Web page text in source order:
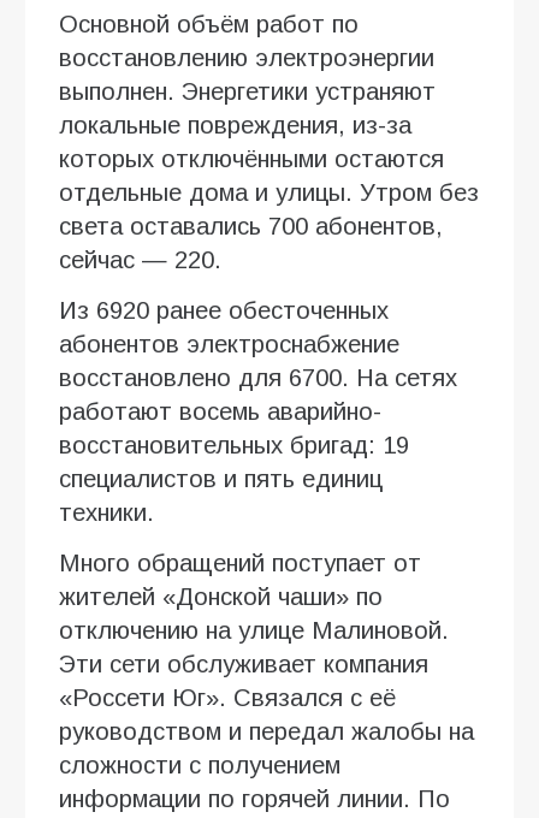
Основной объём работ по
восстановлению электроэнергии
выполнен. Энергетики устраняют
локальные повреждения, из-за
которых отключёнными остаются
отдельные дома и улицы. Утром без
света оставались 700 абонентов,
сейчас — 220.
Из 6920 ранее обесточенных
абонентов электроснабжение
восстановлено для 6700. На сетях
работают восемь аварийно-
восстановительных бригад: 19
специалистов и пять единиц
техники.
Много обращений поступает от
жителей «Донской чаши» по
отключению на улице Малиновой.
Эти сети обслуживает компания
«Россети Юг». Связался с её
руководством и передал жалобы на
сложности с получением
информации по горячей линии. По